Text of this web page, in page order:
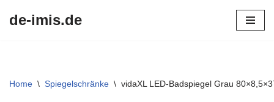
de-imis.de
Home \ Spiegelschränke \ vidaXL LED-Badspiegel Grau